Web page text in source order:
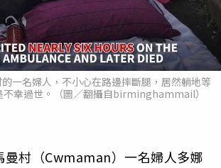
一名婦人，不小心在路邊摔斷腿，居然躺地等
不幸過世。（圖／翻攝自birminghammail）
曼村（Cwmaman）一名婦人多娜